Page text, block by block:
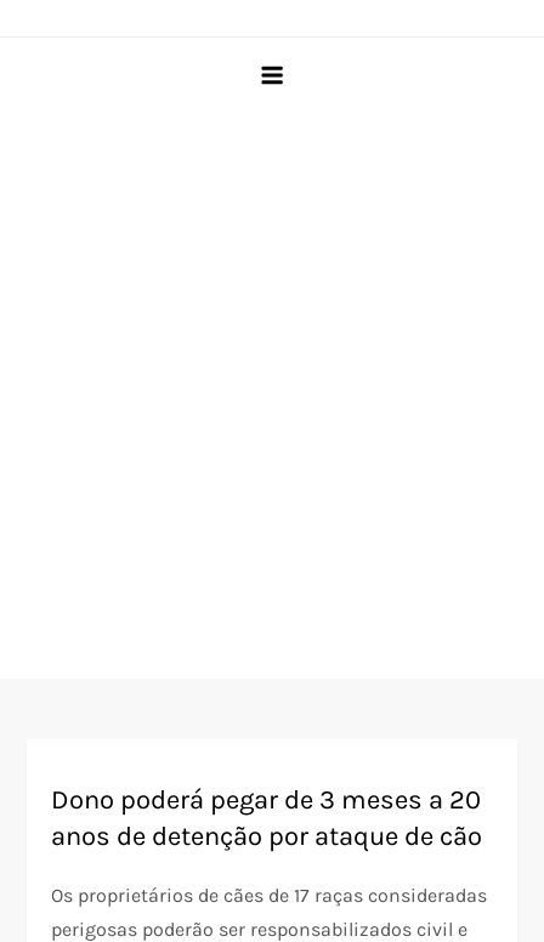
Dono poderá pegar de 3 meses a 20
anos de detenção por ataque de cão
Os proprietários de cães de 17 raças consideradas
perigosas poderão ser responsabilizados civil e